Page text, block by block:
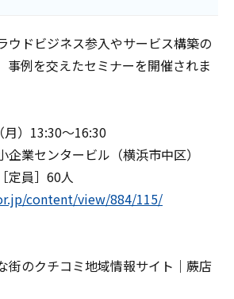
ウドビジネス参入やサービス構築の
事例を交えたセミナーを開催されま
月）13:30～16:30
企業センタービル（横浜市中区）
定員］60人
content/view/884/115/
街のクチコミ地域情報サイト｜蕨店